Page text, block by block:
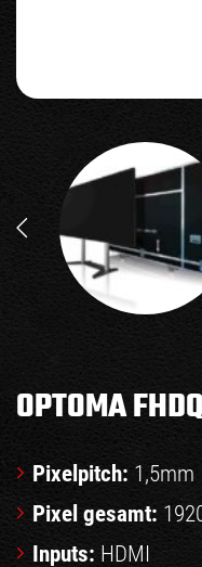
OPTOMA
Pixelpitch: 1,5mm
Pixel gesamt:
Inputs: HDMI